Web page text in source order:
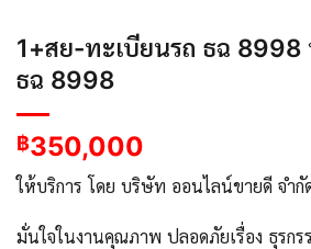
1+สย-ทะเบียนรถ ธฉ 8998
ธฉ 8998
฿350,000
ให้บริการ โดย บริษัท ออนไลน์ขายดี จำกั
มั่นใจในงานคุณภาพ ปลอดภัยเรื่อง ธุรกร